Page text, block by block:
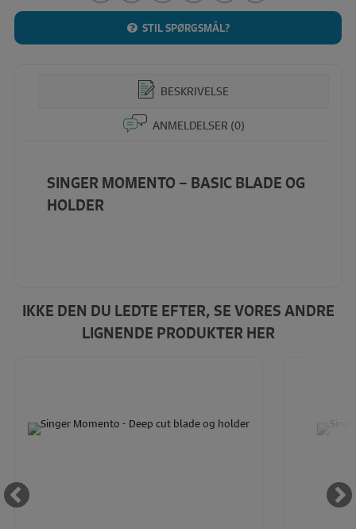
STIL SPØRGSMÅL?
BESKRIVELSE
ANMELDELSER (0)
SINGER MOMENTO – BASIC BLADE OG
HOLDER
IKKE DEN DU LEDTE EFTER, SE VORES ANDRE
LIGNENDE PRODUKTER HER